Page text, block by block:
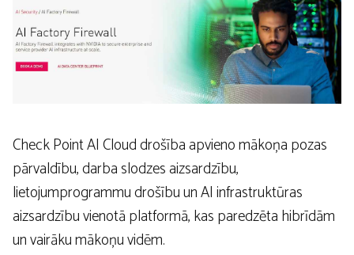
Check Point AI Cloud drošība apvieno mākoņa pozas
pārvaldību, darba slodzes aizsardzību,
lietojumprogrammu drošību un AI infrastruktūras
aizsardzību vienotā platformā, kas paredzēta hibrīdām
un vairāku mākoņu vidēm.